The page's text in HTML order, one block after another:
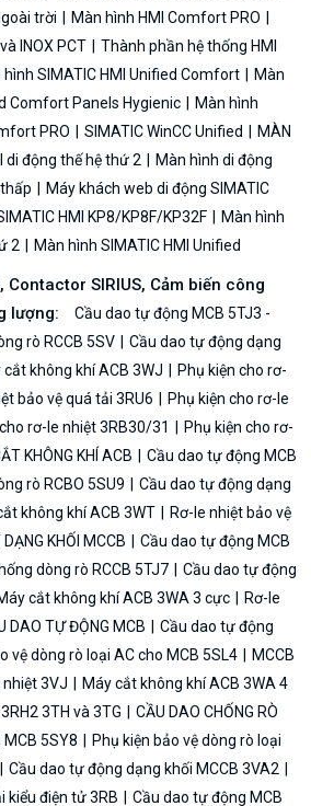
trời
Màn hình HMI Comfort PRO
INOX PCT
Thành phần hệ thống HMI
hình SIMATIC HMI Unified Comfort
Màn
Comfort Panels Hygienic
Màn hình
PRO
SIMATIC WinCC Unified
MÀN
di động thế hệ thứ 2
Màn hình di động
Máy khách web di động SIMATIC
HMI KP8/KP8F/KP32F
Màn hình
2
Màn hình SIMATIC HMI Unified
Contactor SIRIUS, Cảm biến công
lượng:
Cầu dao tự động MCB 5TJ3 -
rò RCCB 5SV
Cầu dao tự động dạng
cắt không khí ACB 3WJ
Phụ kiện cho rơ-
bảo vệ quá tải 3RU6
Phụ kiện cho rơ-le
rơ-le nhiệt 3RB30/31
Phụ kiện cho rơ-
KHÔNG KHÍ ACB
Cầu dao tự động MCB
rò RCBO 5SU9
Cầu dao tự động dạng
không khí ACB 3WT
Rơ-le nhiệt bảo vệ
KHỐI MCCB
Cầu dao tự động MCB
dòng rò RCCB 5TJ7
Cầu dao tự động
cắt không khí ACB 3WA 3 cực
Rơ-le
DAO TỰ ĐỘNG MCB
Cầu dao tự động
vệ dòng rò loại AC cho MCB 5SL4
MCCB
3VJ
Máy cắt không khí ACB 3WA 4
3TH và 3TG
CẦU DAO CHỐNG RÒ
5SY8
Phụ kiện bảo vệ dòng rò loại
Cầu dao tự động dạng khối MCCB 3VA2
kiểu điện tử 3RB
Cầu dao tự động MCB